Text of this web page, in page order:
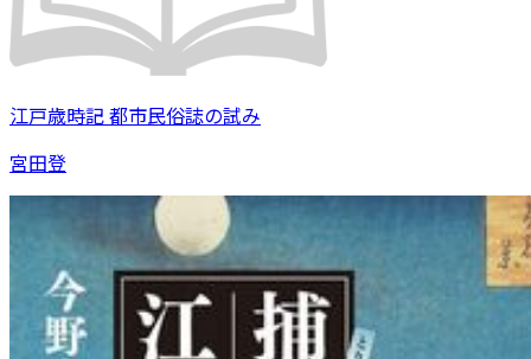
江戸歳時記 都市民俗誌の試み
宮田登